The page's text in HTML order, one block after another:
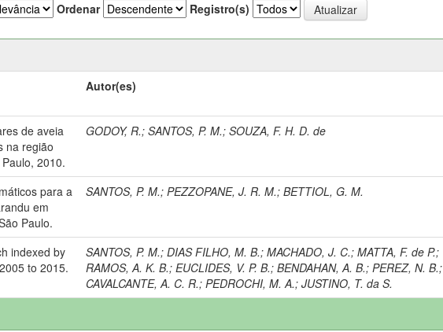
Ordenar Registro(s)
Autor(es)
de aveia
na região
2010.
GODOY, R.;SANTOS, P. M.;SOUZA, F. H. D. de
para a
em
Paulo.
SANTOS, P. M.;PEZZOPANE, J. R. M.;BETTIOL, G. M.
indexed by
to 2015.
SANTOS, P. M.;DIAS FILHO, M. B.;MACHADO, J. C.;MATTA, F. de P.;
RAMOS, A. K. B.;EUCLIDES, V. P. B.;BENDAHAN, A. B.;PEREZ, N. B.;
CAVALCANTE, A. C. R.;PEDROCHI, M. A.;JUSTINO, T. da S.